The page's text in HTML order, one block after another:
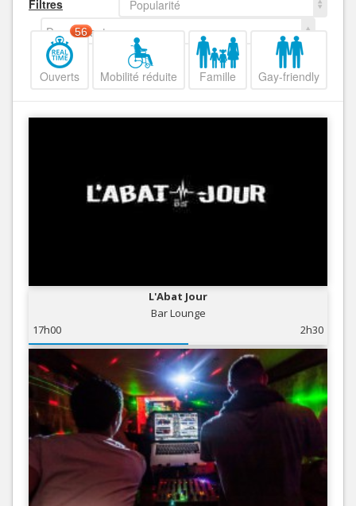
Filtres
Popularité
Decroissant
Ouverts
56
Mobilité réduite Famille Gay-friendly
L'Abat Jour
Bar Lounge
17h00
2h30